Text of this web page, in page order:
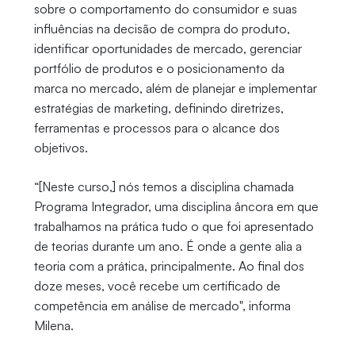
sobre o comportamento do consumidor e suas
influências na decisão de compra do produto,
identificar oportunidades de mercado, gerenciar
portfólio de produtos e o posicionamento da
marca no mercado, além de planejar e implementar
estratégias de marketing, definindo diretrizes,
ferramentas e processos para o alcance dos
objetivos.
“[Neste curso,] nós temos a disciplina chamada
Programa Integrador, uma disciplina âncora em que
trabalhamos na prática tudo o que foi apresentado
de teorias durante um ano. É onde a gente alia a
teoria com a prática, principalmente. Ao final dos
doze meses, você recebe um certificado de
competência em análise de mercado", informa
Milena.